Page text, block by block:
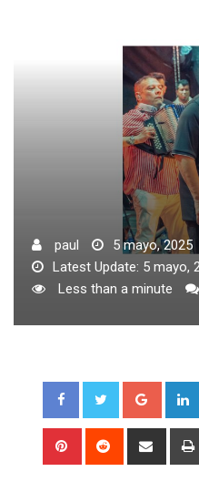
paul
5 mayo, 2025
Latest Update: 5 mayo,
Less than a minute
Pinterest Reddit
Share